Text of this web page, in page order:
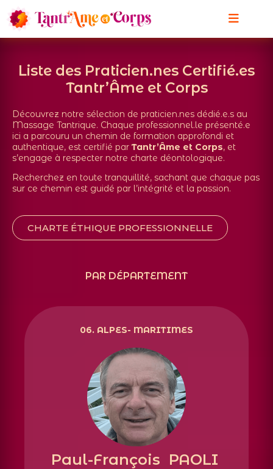
Liste des Praticien.nes Certifié.es
Tantr’Âme et Corps
Découvrez notre sélection de praticien.nes dédié.e.s au
Massage Tantrique. Chaque professionnel.le présenté.e
ici a parcouru un chemin de formation approfondi et
authentique, est certifié parTantr’Âme et Corps, et
s’engage à respecter notre charte déontologique.
Recherchez en toute tranquillité, sachant que chaque pas
sur ce chemin est guidé par l’intégrité et la passion.
CHARTE ÉTHIQUE PROFESSIONNELLE
PAR DÉPARTEMENT
06. ALPES- MARITIMES
Paul-François PAOLI